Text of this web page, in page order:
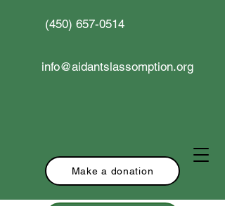
(450) 657-0514
info@aidantslassomption.org
Make a donation